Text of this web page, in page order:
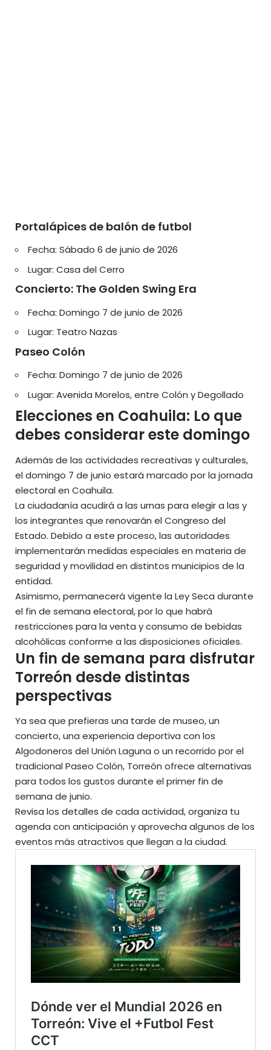
Portalápices de balón de futbol
Fecha: Sábado 6 de junio de 2026
Lugar: Casa del Cerro
Concierto: The Golden Swing Era
Fecha: Domingo 7 de junio de 2026
Lugar: Teatro Nazas
Paseo Colón
Fecha: Domingo 7 de junio de 2026
Lugar: Avenida Morelos, entre Colón y Degollado
Elecciones en Coahuila: Lo que
debes considerar este domingo
Además de las actividades recreativas y culturales,
el domingo 7 de junio estará marcado por la jornada
electoral en Coahuila.
La ciudadanía acudirá a las urnas para elegir a las y
los integrantes que renovarán el Congreso del
Estado. Debido a este proceso, las autoridades
implementarán medidas especiales en materia de
seguridad y movilidad en distintos municipios de la
entidad.
Asimismo, permanecerá vigente la Ley Seca durante
el fin de semana electoral, por lo que habrá
restricciones para la venta y consumo de bebidas
alcohólicas conforme a las disposiciones oficiales.
Un fin de semana para disfrutar
Torreón desde distintas
perspectivas
Ya sea que prefieras una tarde de museo, un
concierto, una experiencia deportiva con los
Algodoneros del Unión Laguna o un recorrido por el
tradicional Paseo Colón, Torreón ofrece alternativas
para todos los gustos durante el primer fin de
semana de junio.
Revisa los detalles de cada actividad, organiza tu
agenda con anticipación y aprovecha algunos de los
eventos más atractivos que llegan a la ciudad.